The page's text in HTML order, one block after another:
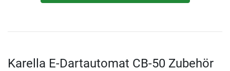
Karella E-Dartautomat CB-50 Zubehör